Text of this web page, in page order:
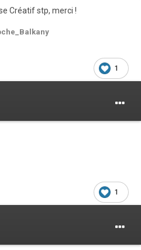
Créatif stp, merci !
1
1